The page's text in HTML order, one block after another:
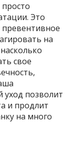
Это
на
свое
уход позволит
и продлит
на много